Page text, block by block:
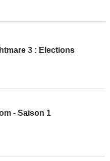
3 : Elections
- Saison 1